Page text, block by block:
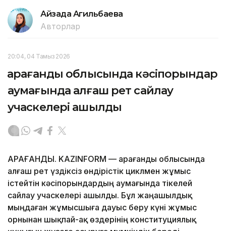
Айзада Агильбаева
Авторлар
20:04, 04 Тамыз 2026
Қарағанды облысында кәсіпорындар
аумағында алғаш рет сайлау
учаскелері ашылды
ҚАРАҒАНДЫ. KAZINFORM — Қарағанды облысында
алғаш рет үздіксіз өндірістік циклмен жұмыс
істейтін кәсіпорындардың аумағында тікелей
сайлау учаскелері ашылды. Бұл жаңашылдық
мыңдаған жұмысшыға дауыс беру күні жұмыс
орнынан шықпай-ақ өздерінің конституциялық